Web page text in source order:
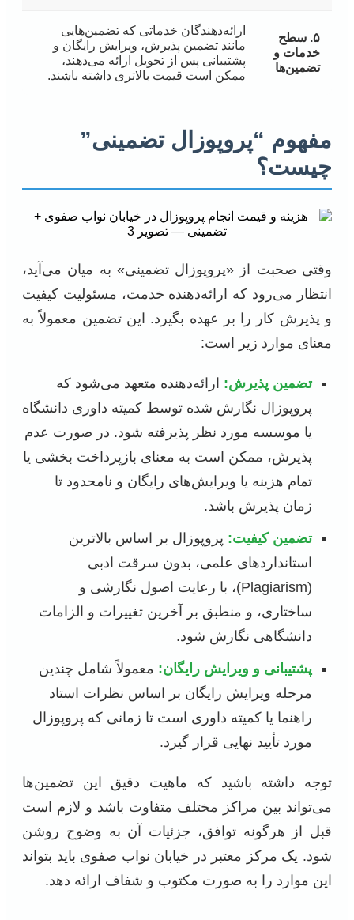
۵. سطح
خدمات و
تضمین‌ها
ارائه‌دهندگان خدماتی که تضمین‌هایی
مانند تضمین پذیرش، ویرایش رایگان و
پشتیبانی پس از تحویل ارائه می‌دهند،
ممکن است قیمت بالاتری داشته باشند.
مفهوم “پروپوزال تضمینی”
چیست؟
وقتی صحبت از «پروپوزال تضمینی» به میان می‌آید،
انتظار می‌رود که ارائه‌دهنده خدمت، مسئولیت کیفیت
و پذیرش کار را بر عهده بگیرد. این تضمین معمولاً به
معنای موارد زیر است:
تضمین پذیرش: ارائه‌دهنده متعهد می‌شود که
پروپوزال نگارش شده توسط کمیته داوری دانشگاه
یا موسسه مورد نظر پذیرفته شود. در صورت عدم
پذیرش، ممکن است به معنای بازپرداخت بخشی یا
تمام هزینه یا ویرایش‌های رایگان و نامحدود تا
زمان پذیرش باشد.
تضمین کیفیت: پروپوزال بر اساس بالاترین
استانداردهای علمی، بدون سرقت ادبی
(Plagiarism)، با رعایت اصول نگارشی و
ساختاری، و منطبق بر آخرین تغییرات و الزامات
دانشگاهی نگارش شود.
پشتیبانی و ویرایش رایگان: معمولاً شامل چندین
مرحله ویرایش رایگان بر اساس نظرات استاد
راهنما یا کمیته داوری است تا زمانی که پروپوزال
مورد تأیید نهایی قرار گیرد.
توجه داشته باشید که ماهیت دقیق این تضمین‌ها
می‌تواند بین مراکز مختلف متفاوت باشد و لازم است
قبل از هرگونه توافق، جزئیات آن به وضوح روشن
شود. یک مرکز معتبر در خیابان نواب صفوی باید بتواند
این موارد را به صورت مکتوب و شفاف ارائه دهد.